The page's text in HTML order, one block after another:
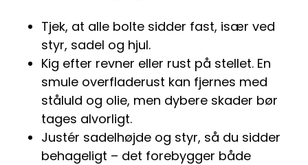
Tjek, at alle bolte sidder fast, især ved
styr, sadel og hjul.
Kig efter revner eller rust på stellet. En
smule overfladerust kan fjernes med
ståluld og olie, men dybere skader bør
tages alvorligt.
Justér sadelhøjde og styr, så du sidder
behageligt – det forebygger både